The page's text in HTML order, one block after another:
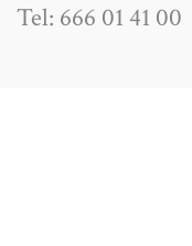
Tel: 666 01 41 00